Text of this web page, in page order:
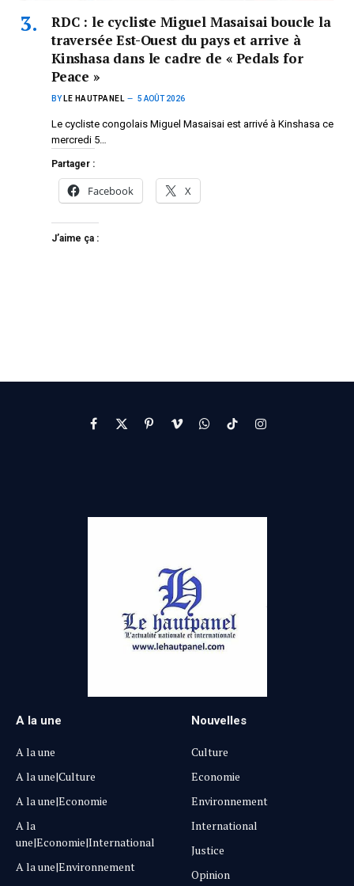
RDC : le cycliste Miguel Masaisai boucle la
traversée Est-Ouest du pays et arrive à
Kinshasa dans le cadre de « Pedals for
Peace »
BY LE HAUTPANEL 5 AOÛT 2026
Le cycliste congolais Miguel Masaisai est arrivé à Kinshasa ce
mercredi 5…
Partager :
Facebook X
J’aime ça :
Facebook
X
PinterestVimeoWhatsApp
TikTokInstagram
A la une
A la une
A la une|Culture
A la une|Economie
A la
une|Economie|International
A la une|Environnement
Nouvelles
Culture
Economie
Environnement
International
Justice
Opinion